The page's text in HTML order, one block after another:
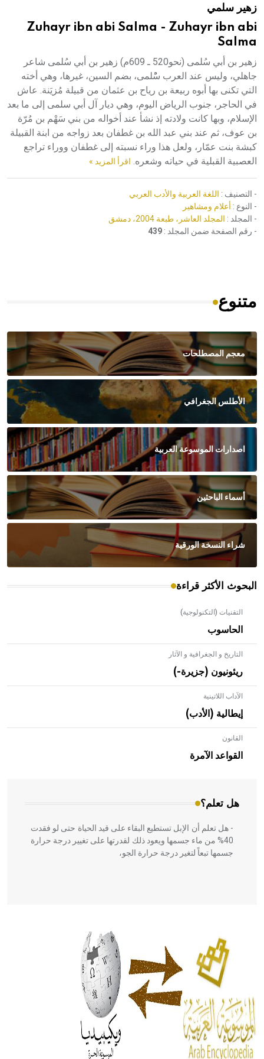
هيئة الموسوعة العربية تطلق موسوعات جديدة في عام 2026زهير سلمي
Zuhayr ibn abi Salma - Zuhayr ibn abi
Salma
زهير بن أبي سُلمى (نحو520 ـ 609م) زهير بن أبي سُلمى شاعر
جاهلي، وليس عند العرب سُْلمى، بضم السين، غيرها، وهي أخته
التي تكنى بها أبوه ربيعة بن رياح بن عثمان من قبيلة مُزيَنة. عاش
في الحاجر، جنوب الرياض اليوم، وهي ديار آل أبي سلمى إلى ما بعد
الإسلام، وبها كانت ولادته إذ نشأ عند أخواله من بني سَهْم بن مُرّة
بن عوف، ثم عند بني عبد الله بن غطفان بعد زواجه من ابنة القبيلة
كبشة بنت عمّار، ولعل هذا وراء نسبته إلى غطفان ووراء تراجع
العصبية القبلية في حياته وشعره. اقرأ المزيد »
- التصنيف : اللغة العربية والأدب العربي
- النوع : أعلام ومشاهير
- المجلد : المجلد العاشر، طبعة 2004، دمشق
- رقم الصفحة ضمن المجلد : 439
متنوع
معجم المصطلحات
الأطلس الجغرافي
اصدارات الموسوعة العربية
أسماء الباحثين
شراء النسخة الورقية
البحوث الأكثر قراءة
التقنيات (التكنولوجية)
الحاسوب
التاريخ و الجغرافية و الآثار
ريئونيون (جزيرة-)
الآداب اللاتينية
إيطالية (الأدب)
القانون
القواعد الآمرة
هل تعلم؟
- هل تعلم أن الأبلق نوع من الفنون الهندسية التي ارتبطت
بالعمارة الإسلامية في بلاد الشام ومصر خاصة، حيث يحرص
المعمار على بناء مداميكه وخاصة في الواجهات
- هل تعلم أن الإبل تستطيع البقاء على قيد الحياة حتى لو فقدت
40% من ماء جسمها ويعود ذلك لقدرتها على تغيير درجة حرارة
جسمها تبعاً لتغير درجة حرارة الجو،
الحكم، الأدلة، تنظيم التغذية، ورسالته في جروح الرأس. ويعود
له الفضل بأنه حرر الطب من الدين والفلسفة.
- هل تعلم أن المرجان إفراز حيواني يتكون في البحر ويتركب
من مادة كربونات الكلسيوم، وهو أحمر أو شديد الحمرة وهو
أجود أنواعه، ويمتاز بكبر الحجم ويسمى الش